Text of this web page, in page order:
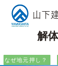
山下
解
なぜ地元押し？